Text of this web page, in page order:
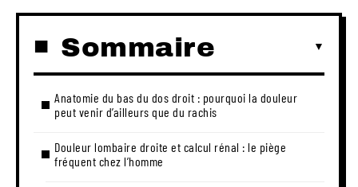
Sommaire
Anatomie du bas du dos droit : pourquoi la douleur
peut venir d’ailleurs que du rachis
Douleur lombaire droite et calcul rénal : le piège
fréquent chez l’homme